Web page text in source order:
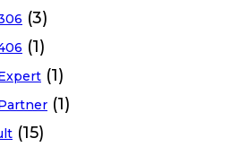
(3)
(1)
(1)
(1)
(15)